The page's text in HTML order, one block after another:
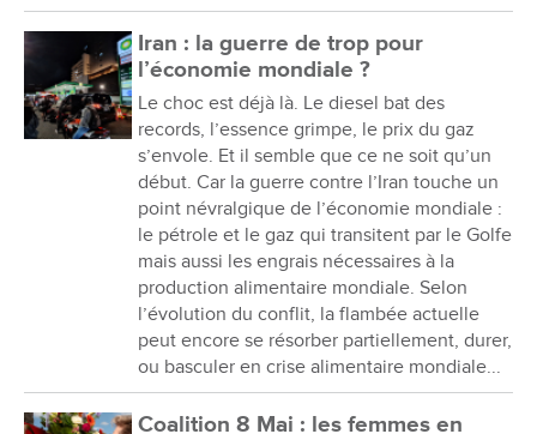
Iran : la guerre de trop pour
l’économie mondiale ?
Le choc est déjà là. Le diesel bat des
records, l’essence grimpe, le prix du gaz
s’envole. Et il semble que ce ne soit qu’un
début. Car la guerre contre l’Iran touche un
point névralgique de l’économie mondiale :
le pétrole et le gaz qui transitent par le Golfe
mais aussi les engrais nécessaires à la
production alimentaire mondiale. Selon
l’évolution du conflit, la flambée actuelle
peut encore se résorber partiellement, durer,
ou basculer en crise alimentaire mondiale...
Coalition 8 Mai : les femmes en